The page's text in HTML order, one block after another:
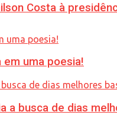
Costa à
uma poesia!
a busca de dias